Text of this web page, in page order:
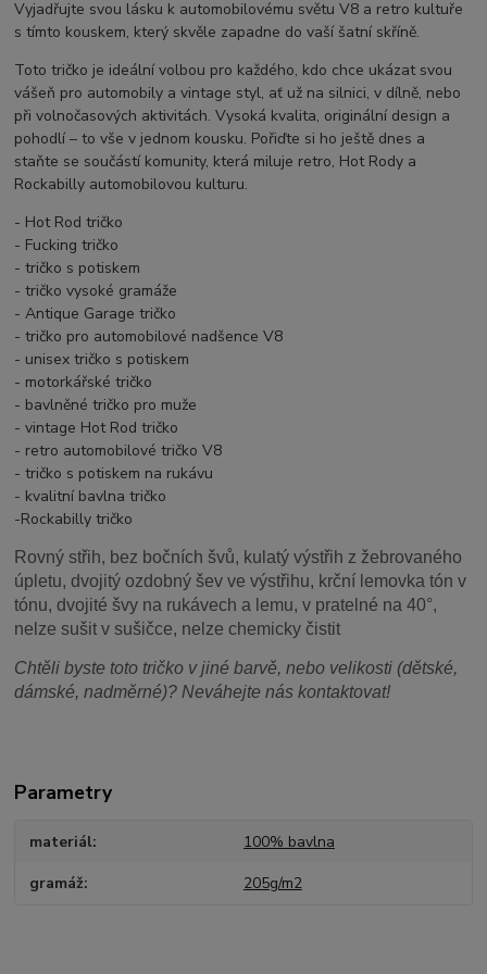
Vyjadřujte svou lásku k automobilovému světu V8 a retro kultuře
s tímto kouskem, který skvěle zapadne do vaší šatní skříně.
Toto tričko je ideální volbou pro každého, kdo chce ukázat svou
vášeň pro automobily a vintage styl, ať už na silnici, v dílně, nebo
při volnočasových aktivitách. Vysoká kvalita, originální design a
pohodlí – to vše v jednom kousku. Pořiďte si ho ještě dnes a
staňte se součástí komunity, která miluje retro, Hot Rody a
Rockabilly automobilovou kulturu.
- Hot Rod tričko
- Fucking tričko
- tričko s potiskem
- tričko vysoké gramáže
- Antique Garage tričko
- tričko pro automobilové nadšence V8
- unisex tričko s potiskem
- motorkářské tričko
- bavlněné tričko pro muže
- vintage Hot Rod tričko
- retro automobilové tričko V8
- tričko s potiskem na rukávu
- kvalitní bavlna tričko
-Rockabilly tričko
Rovný střih, bez bočních švů, kulatý výstřih z žebrovaného
úpletu, dvojitý ozdobný šev ve výstřihu, krční lemovka tón v
tónu, dvojité švy na rukávech a lemu, v pratelné na 40°,
nelze sušit v sušičce, nelze chemicky čistit
Chtěli byste toto tričko v jiné barvě, nebo velikosti (dětské,
dámské, nadměrné)? Neváhejte nás kontaktovat!
Parametry
materiál 100% bavlna
gramáž 205g/m2